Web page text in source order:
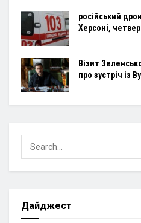
російський
Херсоні,
Візит
про зустріч із
Дайджест